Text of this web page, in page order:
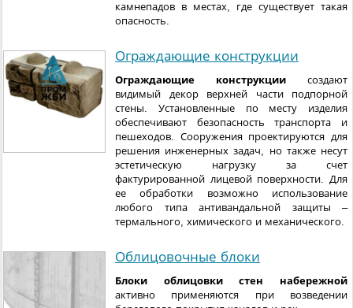
камнепадов в местах, где существует такая
опасность.
Ограждающие конструкции
Ограждающие конструкции создают
видимый декор верхней части подпорной
стены. Установленные по месту изделия
обеспечивают безопасность транспорта и
пешеходов. Сооружения проектируются для
решения инженерных задач, но также несут
эстетическую нагрузку за счет
фактурированной лицевой поверхности. Для
ее обработки возможно использование
любого типа антивандальной защиты –
термального, химического и механического.
Облицовочные блоки
Блоки облицовки стен набережной
активно применяются при возведении